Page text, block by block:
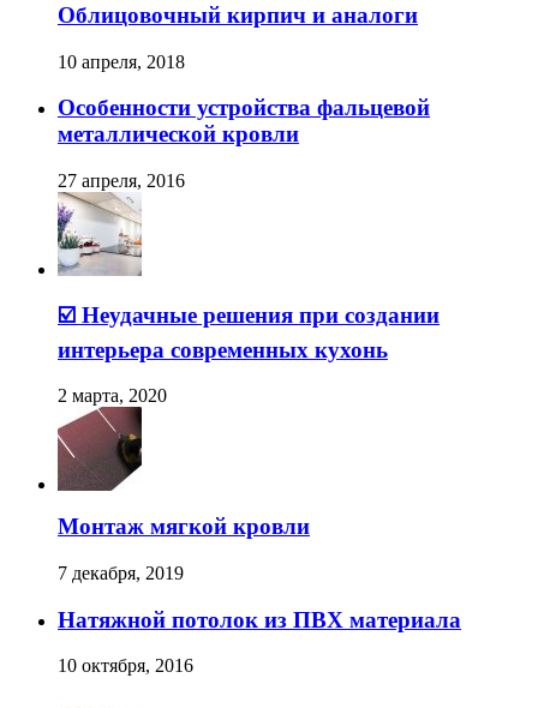
Облицовочный кирпич и аналоги
10 апреля, 2018
Особенности устройства фальцевой
металлической кровли
27 апреля, 2016
☑️ Неудачные решения при создании
интерьера современных кухонь
2 марта, 2020
Монтаж мягкой кровли
7 декабря, 2019
Натяжной потолок из ПВХ материала
10 октября, 2016